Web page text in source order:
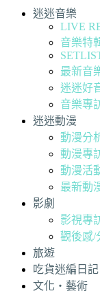
迷迷音樂
LIVE
音樂特
最新音
迷迷好
音樂專
迷迷動漫
動漫分
動漫專
動漫活
最新動
影劇
影視專
觀後感/
旅遊
吃貨迷編日記
文化・藝術